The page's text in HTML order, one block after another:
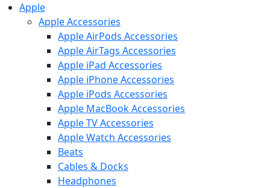
Apple
Apple Accessories
Apple AirPods Accessories
Apple AirTags Accessories
Apple iPad Accessories
Apple iPhone Accessories
Apple iPods Accessories
Apple MacBook Accessories
Apple TV Accessories
Apple Watch Accessories
Beats
Cables & Docks
Headphones